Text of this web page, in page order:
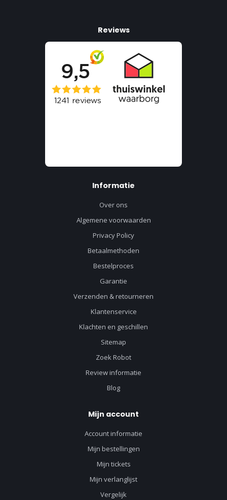
Reviews
Informatie
Over ons
Algemene voorwaarden
Privacy Policy
Betaalmethoden
Bestelproces
Garantie
Verzenden & retourneren
Klantenservice
Klachten en geschillen
Sitemap
Zoek Robot
Review informatie
Blog
Mijn account
Account informatie
Mijn bestellingen
Mijn tickets
Mijn verlanglijst
Vergelijk